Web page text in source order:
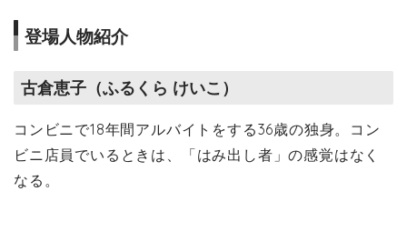
登場人物紹介
古倉恵子（ふるくら けいこ）
コンビニで18年間アルバイトをする36歳の独身。コン
ビニ店員でいるときは、「はみ出し者」の感覚はなく
なる。